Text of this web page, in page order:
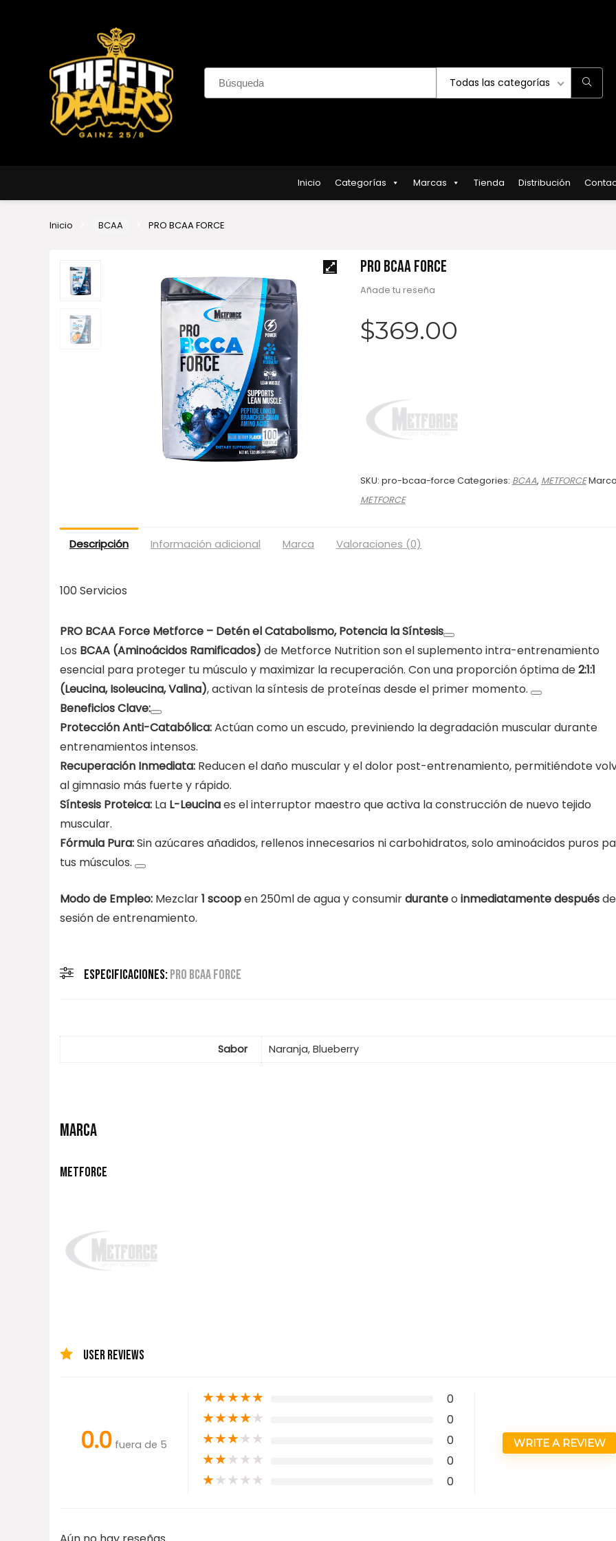
Todas las categorías
Inicio Categorías Marcas Tienda Distribución
Inicio BCAA PRO BCAA FORCE
PRO BCAA FORCE
Añade tu reseña
$369.00
SKU: pro-bcaa-force Categories: BCAA, METFORCE
METFORCE
Descripción Información adicional Marca Valoraciones (0)
100 Servicios
PRO BCAA Force Metforce – Detén el Catabolismo, Potencia la Síntesis
Los BCAA (Aminoácidos Ramificados) de Metforce Nutrition son el suplemento intra-entrenamiento
esencial para proteger tu músculo y maximizar la recuperación. Con una proporción óptima de2:1:1
(Leucina, Isoleucina, Valina), activan la síntesis de proteínas desde el primer momento.
Beneficios Clave:
Protección Anti-Catabólica:Actúan como un escudo, previniendo la degradación muscular durante
entrenamientos intensos.
Recuperación Inmediata: Reducen el daño muscular y el dolor post-entrenamiento, permitiéndote
al gimnasio más fuerte y rápido.
Síntesis Proteica: La L-Leucinaes el interruptor maestro que activa la construcción de nuevo tejido
muscular.
Fórmula Pura:Sin azúcares añadidos, rellenos innecesarios ni carbohidratos, solo aminoácidos puros
tus músculos.
Modo de Empleo: Mezclar1 scoopen 250ml de agua y consumirduranteo inmediatamente después
sesión de entrenamiento.
ESPECIFICACIONES:PRO BCAA FORCE
Sabor Naranja, Blueberry
MARCA
METFORCE
USER REVIEWS
0.0 fuera de 5
★★★★★ 0
★★★★★ 0
★★★★★ 0
★★★★★ 0
★★★★★ 0
WRITE A REVIEW